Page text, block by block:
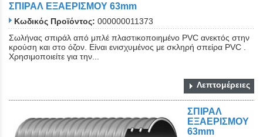
ΣΠΙΡΑΛ ΕΞΑΕΡΙΣΜΟΥ 63mm
Κωδικός Προϊόντος: 000000011373
Σωλήνας σπιράλ από μπλέ πλαστικοποιημένο PVC ανεκτός στην
κρούση και στο όζον. Είναι ενισχυμένος με σκληρή σπείρα PVC .
Χρησιμοποιείτε για την...
Λεπτομέρειες
ΣΠΙΡΑΛ
ΕΞΑΕΡΙΣΜΟΥ
63mm